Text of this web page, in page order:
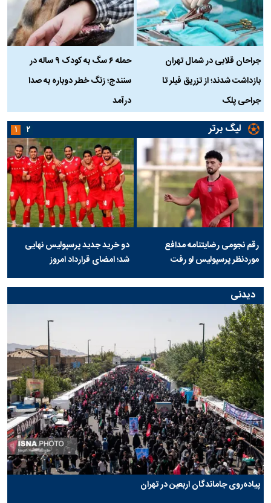
جراحان قلابی در شمال تهران
بازداشت شدند؛ از تزریق فیلر تا
جراحی پلک
حمله ۶ سگ به کودک ۹ ساله در
سنندج؛ زنگ خطر دوباره به صدا
درآمد
لیگ برتر
رقم نجومی رضایتنامه مدافع
موردنظر پرسپولیس لو رفت
دو خرید جدید پرسپولیس نهایی
شد؛ امضای قرارداد امروز
۱ ۲
دیدنی
پیاده‌روی جاماندگان اربعین در تهران